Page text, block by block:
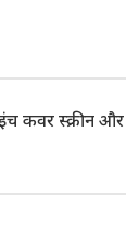
कवर स्क्रीन और